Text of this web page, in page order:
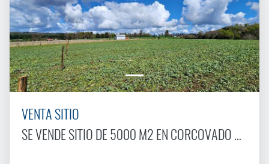
VENTA SITIO
SE VENDE SITIO DE 5000 M2 EN CORCOVADO A 8 KM DE SANTA BáRBARA